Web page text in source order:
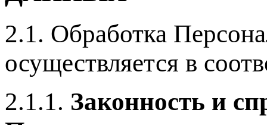
2.1. Обработка
осуществляется в
2.1.1. Законность и